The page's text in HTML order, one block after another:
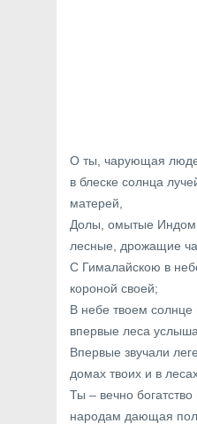
О ты, чарующая
в блеске солнца
матерей,
Долы, омытые
лесные, дрожащие
С Гималайскою в
короной своей;
В небе твоем солнце
впервые леса
Впервые звучали
домах твоих и в
Ты – вечно
народам дающая